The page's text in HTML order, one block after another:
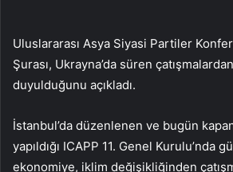
Uluslararası Asya Siyasi Partiler
Şurası, Ukrayna’da süren
duyulduğunu açıkladı.
İstanbul’da düzenlenen ve bugün
yapıldığı ICAPP 11. Genel Kurulu’nda
ekonomiye, iklim değişikliğinden